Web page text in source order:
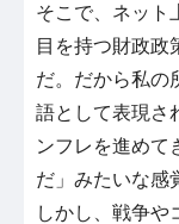
そこで、ネット
目を持つ財政政
だ。だから私の
語として表現さ
ンフレを進めて
だ」みたいな感
しかし、戦争や